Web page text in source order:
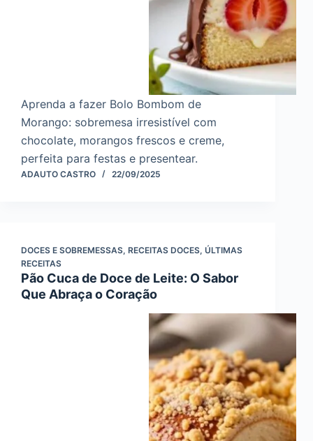
Aprenda a fazer Bolo Bombom de
Morango: sobremesa irresistível com
chocolate, morangos frescos e creme,
perfeita para festas e presentear.
ADAUTO CASTRO 22/09/2025
DOCES E SOBREMESSAS, RECEITAS DOCES, ÚLTIMAS
RECEITAS
Pão Cuca de Doce de Leite: O Sabor
Que Abraça o Coração